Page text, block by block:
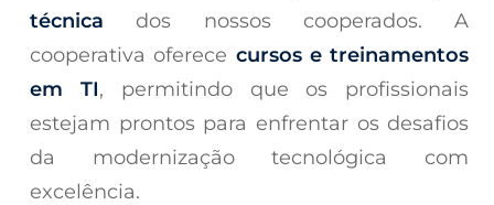
técnica dos nossos cooperados. A
cooperativa oferece cursos e treinamentos
em TI, permitindo que os profissionais
estejam prontos para enfrentar os desafios
da modernização tecnológica com
excelência.